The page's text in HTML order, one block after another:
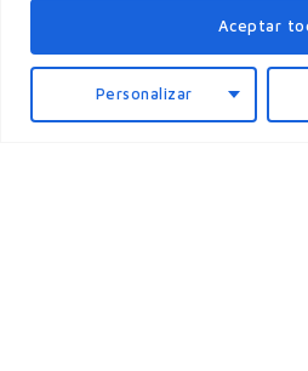
Personalizar
Aceptar